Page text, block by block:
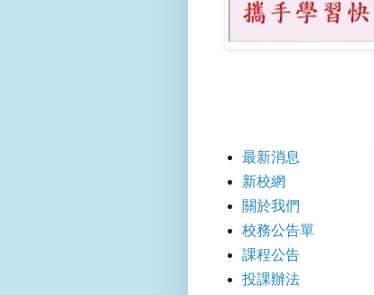
最新消息
新校網
關於我們
校務公告單
課程公告
投課辦法